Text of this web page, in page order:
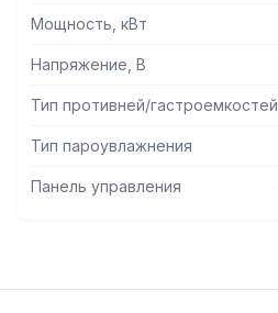
Мощность, кВт
Напряжение, В
Тип противней/гастроемкостей
Тип пароувлажнения
Панель управления